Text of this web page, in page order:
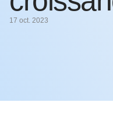
Voir tous les pays
17 oct. 2023